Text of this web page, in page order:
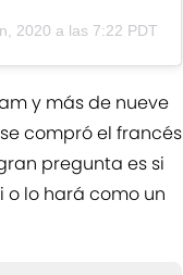
2020 a las 7:22 PDT
y más de nueve
compró el francés
pregunta es si
o lo hará como un